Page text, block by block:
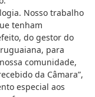
Nosso trabalho
tenham
do gestor do
para
comunidade,
da Câmara”,
especial aos